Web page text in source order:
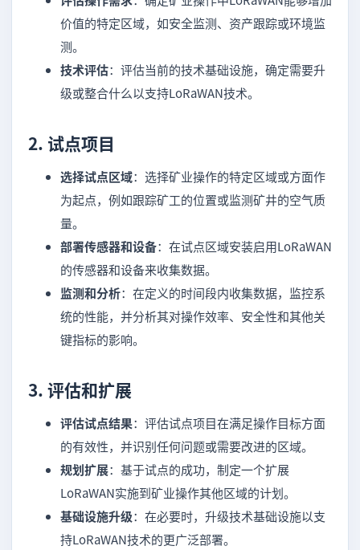
价值的特定区域，如安全监测、资产跟踪或环境监
测。
技术评估：评估当前的技术基础设施，确定需要升
级或整合什么以支持LoRaWAN技术。
2. 试点项目
选择试点区域：选择矿业操作的特定区域或方面作
为起点，例如跟踪矿工的位置或监测矿井的空气质
量。
部署传感器和设备：在试点区域安装启用LoRaWAN
的传感器和设备来收集数据。
监测和分析：在定义的时间段内收集数据，监控系
统的性能，并分析其对操作效率、安全性和其他关
键指标的影响。
3. 评估和扩展
评估试点结果：评估试点项目在满足操作目标方面
的有效性，并识别任何问题或需要改进的区域。
规划扩展：基于试点的成功，制定一个扩展
LoRaWAN实施到矿业操作其他区域的计划。
基础设施升级：在必要时，升级技术基础设施以支
持LoRaWAN技术的更广泛部署。